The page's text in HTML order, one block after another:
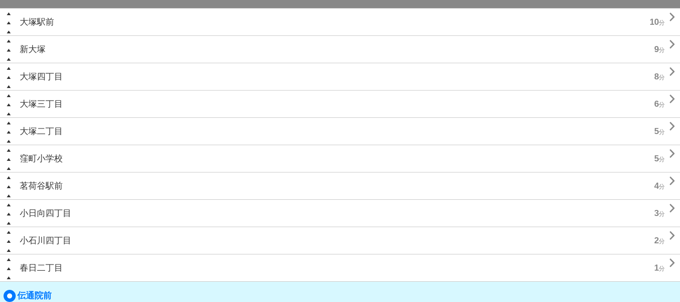
大塚駅前 10分 
新大塚 9分 
大塚四丁目 8分 
大塚三丁目 6分 
大塚二丁目 5分 
窪町小学校 5分 
茗荷谷駅前 4分 
小日向四丁目 3分 
小石川四丁目 2分 
春日二丁目 1分 
伝通院前